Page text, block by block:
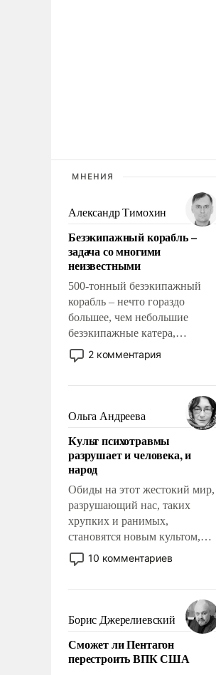
МНЕНИЯ
Александр Тимохин
Безэкипажный корабль –
задача со многими
неизвестными
500-тонный безэкипажный
корабль – нечто гораздо
большее, чем небольшие
безэкипажные катера,
применение которых уже
стало обыденностью. Задача по
сложна и амбициозна. Однако
и ее реализация радикально
поднимет наши боевые
возможности.
2 комментария
Ольга Андреева
Культ психотравмы
разрушает и человека, и
народ
Обиды на этот жестокий мир,
разрушающий нас, таких
хрупких и ранимых,
становятся новым культом,
постепенно вытесняя и
отменяя традиционное
мужественным и твердым под
ударами судьбы, брать на себя
ответственность, помогать
слабым, идти вперед и
адаптироваться.
10 комментариев
Борис Джерелиевский
Сможет ли Пентагон
перестроить ВПК США